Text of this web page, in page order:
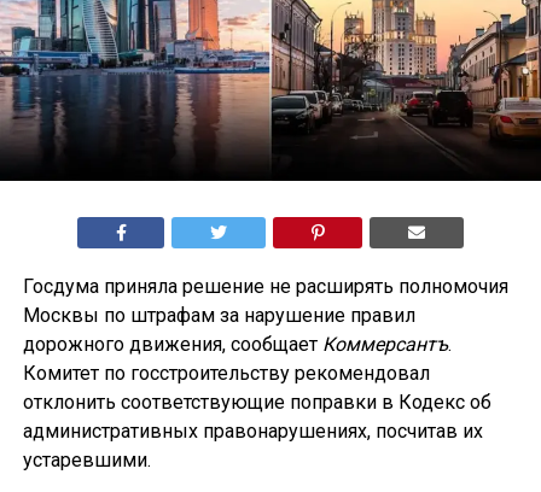
Госдума приняла решение не расширять полномочия
Москвы по штрафам за нарушение правил
дорожного движения, сообщает Коммерсантъ.
Комитет по госстроительству рекомендовал
отклонить соответствующие поправки в Кодекс об
административных правонарушениях, посчитав их
устаревшими.